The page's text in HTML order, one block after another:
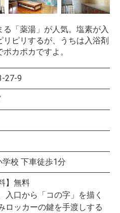
る「薬湯」が人気。塩素が入
リピリするが、うちは入浴剤
カポカですよ。
27-9
学校 下車徒歩1分
】無料
入口から「コの字」を描く
ロッカーの鍵を手渡しする